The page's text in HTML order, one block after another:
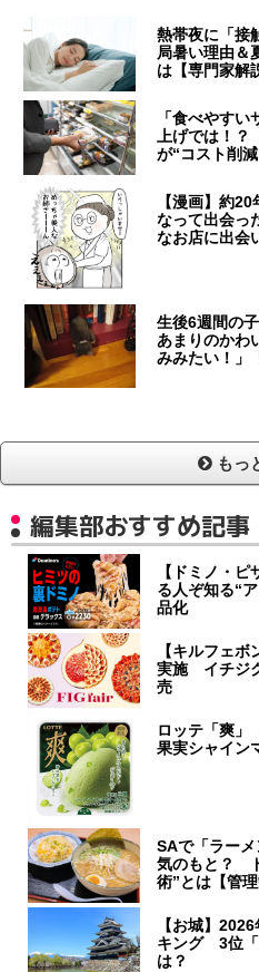
熱帯夜に「接
局暑い理由＆
は【専門家解
「食べやす
上げでは！？
が“コスト削
【漫画】約
なって出会っ
なお店に出会
生後6週間の
あまりのかわ
みみたい！」
もっ
編集部おすすめ記事
【ドミノ・
る人ぞ知る“
品化
【キルフェ
実施 イチジ
売
ロッテ「爽
果実シャイン
SAで「ラー
気のもと？
術”とは【管
【お城】
キング 3位
は？